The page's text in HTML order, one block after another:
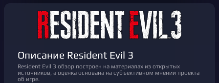
Описание Resident Evil 3
Resident Evil 3 обзор построен на материалах из открытых
источников, а оценка основана на субъективном мнении проекта
об игре.